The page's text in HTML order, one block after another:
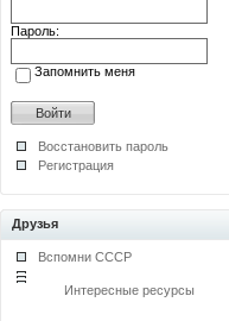
Пароль:
Запомнить меня
Восстановить пароль
Регистрация
Друзья
Вспомни СССР
Интересные ресурсы